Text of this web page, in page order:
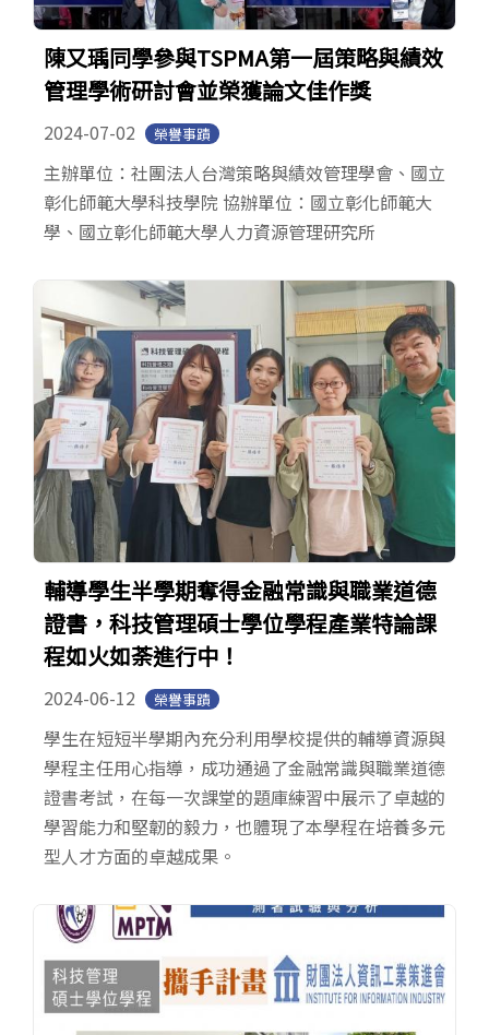
陳又瑀同學參與TSPMA第一屆策略與績效
管理學術研討會並榮獲論文佳作獎
2024-07-02 榮譽事蹟
主辦單位：社團法人台灣策略與績效管理學會、國立
彰化師範大學科技學院 協辦單位：國立彰化師範大
學、國立彰化師範大學人力資源管理研究所
輔導學生半學期奪得金融常識與職業道德
證書，科技管理碩士學位學程產業特論課
程如火如荼進行中！
2024-06-12 榮譽事蹟
學生在短短半學期內充分利用學校提供的輔導資源與
學程主任用心指導，成功通過了金融常識與職業道德
證書考試，在每一次課堂的題庫練習中展示了卓越的
學習能力和堅韌的毅力，也體現了本學程在培養多元
型人才方面的卓越成果。